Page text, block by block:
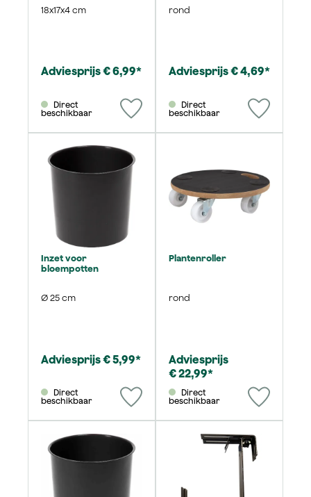
18x17x4 cm
Adviesprijs € 6,99*
beschikbaar
rond
Adviesprijs € 4,69*
beschikbaar
Inzet voor
bloempotten
Ø 25 cm
Adviesprijs € 5,99*
beschikbaar
Plantenroller
rond
Adviesprijs
€ 22,99*
beschikbaar